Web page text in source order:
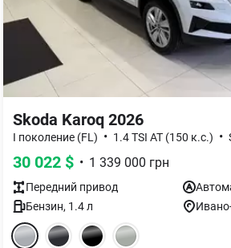
Skoda Karoq 2026
I поколение (FL) • 1.4 TSI AT (150 к.с.) •
30 022 $ • 1 339 000 грн
Передний привод
Бензин, 1.4л